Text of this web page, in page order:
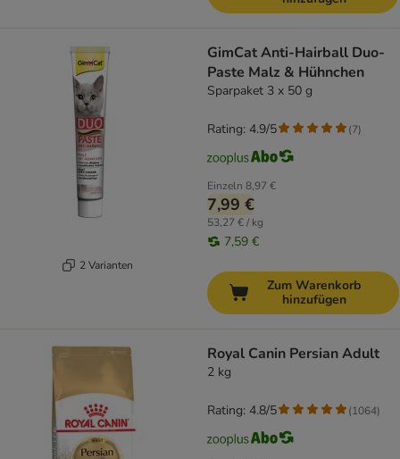
2 Varianten
GimCat Anti-Hairball Duo-
Paste Malz & Hühnchen
Sparpaket 3 x 50 g
Einzeln 8,97 €
7,99 €
53,27 € / kg
7,59 €
Rating: 4.9/5 (7)
Zum Warenkorb
hinzufügen
Royal Canin Persian Adult
2 kg
Rating: 4.8/5 (1064)